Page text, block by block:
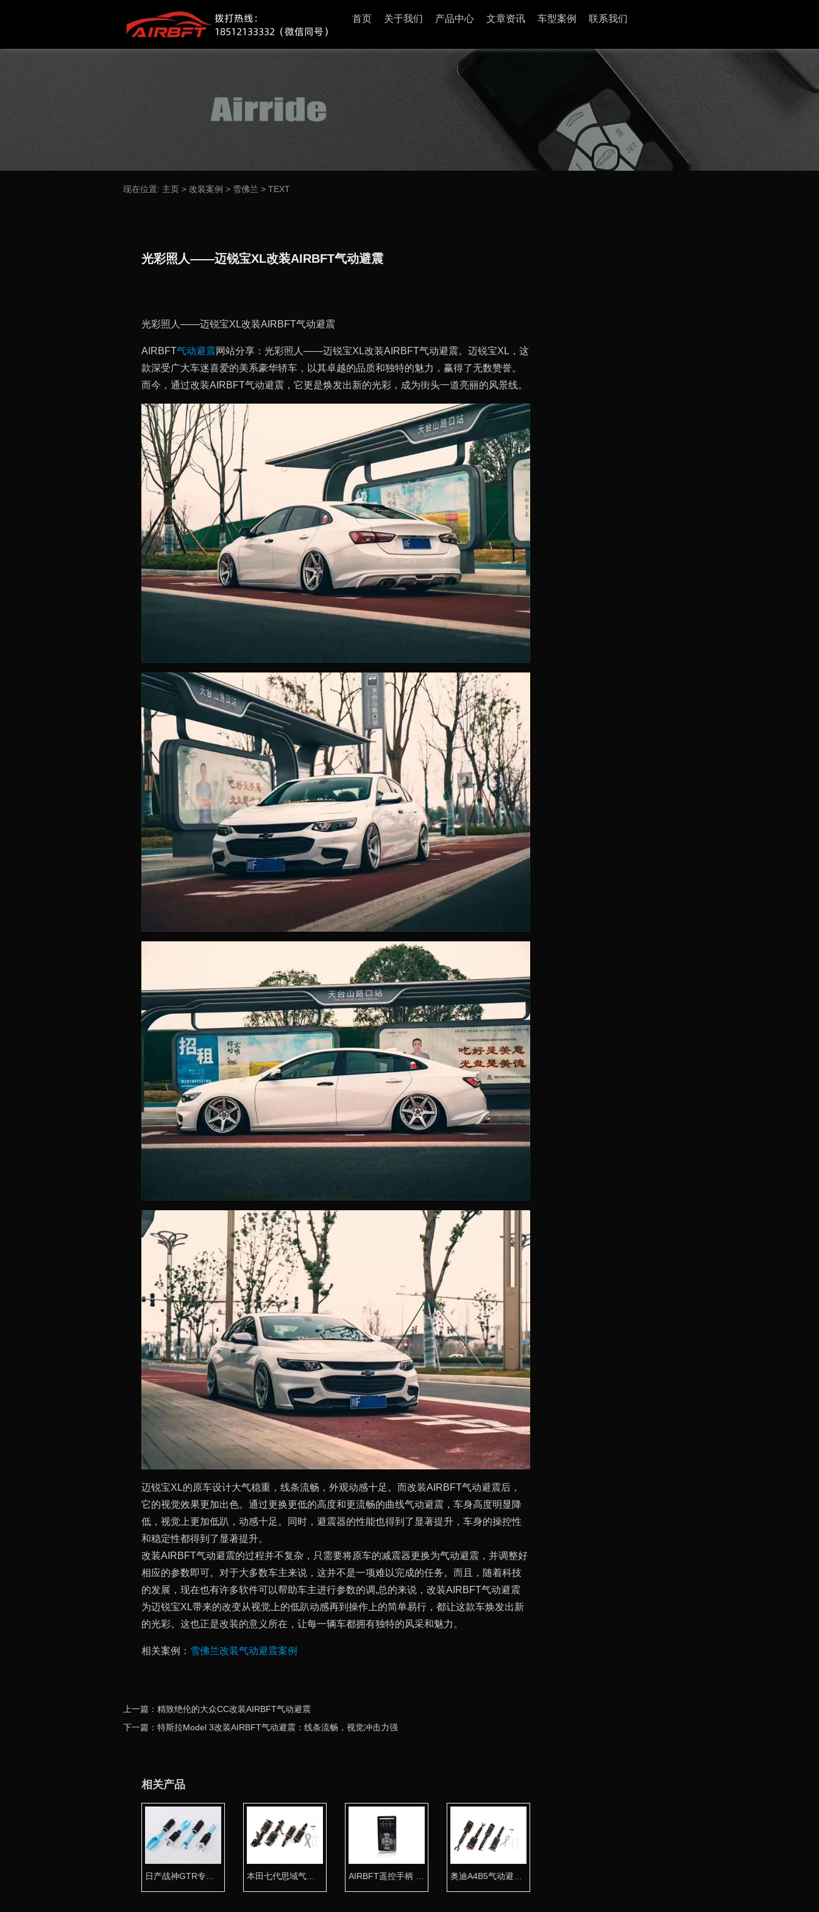
首页 关于我们 产品中心 文章资讯 车型案例 联系我们
现在位置: 主页 > 改装案例 > 雪佛兰 > TEXT
光彩照人——迈锐宝XL改装AIRBFT气动避震
光彩照人——迈锐宝XL改装AIRBFT气动避震
AIRBFT气动避震网站分享：光彩照人——迈锐宝XL改装AIRBFT气动避震。迈锐宝XL，这
款深受广大车迷喜爱的美系豪华轿车，以其卓越的品质和独特的魅力，赢得了无数赞誉。
而今，通过改装AIRBFT气动避震，它更是焕发出新的光彩，成为街头一道亮丽的风景线。
迈锐宝XL的原车设计大气稳重，线条流畅，外观动感十足。而改装AIRBFT气动避震后，
它的视觉效果更加出色。通过更换更低的高度和更流畅的曲线气动避震，车身高度明显降
低，视觉上更加低趴，动感十足。同时，避震器的性能也得到了显著提升，车身的操控性
和稳定性都得到了显著提升。
改装AIRBFT气动避震的过程并不复杂，只需要将原车的减震器更换为气动避震，并调整好
相应的参数即可。对于大多数车主来说，这并不是一项难以完成的任务。而且，随着科技
的发展，现在也有许多软件可以帮助车主进行参数的调,总的来说，改装AIRBFT气动避震
为迈锐宝XL带来的改变从视觉上的低趴动感再到操作上的简单易行，都让这款车焕发出新
的光彩。这也正是改装的意义所在，让每一辆车都拥有独特的风采和魅力。
相关案例： 雪佛兰改装气动避震案例
上一篇：精致绝伦的大众CC改装AIRBFT气动避震
下一篇：特斯拉Model 3改装AIRBFT气动避震：线条流畅，视觉冲击力强
相关产品
本田七代思域气动避震专用桶身 台湾品质